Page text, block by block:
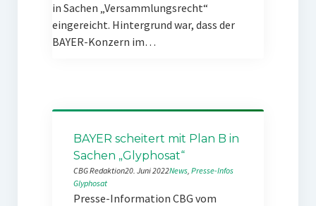
in Sachen „Versammlungsrecht“
eingereicht. Hintergrund war, dass der
BAYER-Konzern im…
BAYER scheitert mit Plan B in
Sachen „Glyphosat“
CBG Redaktion20. Juni 2022News, Presse-Infos
Glyphosat
Presse-Information CBG vom